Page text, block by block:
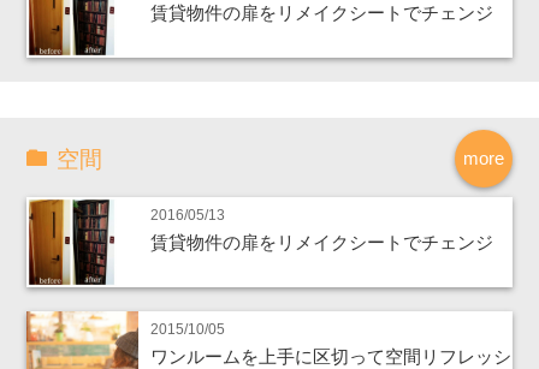
賃貸物件の扉をリメイクシートでチェンジ
more
空間
2016/05/13
賃貸物件の扉をリメイクシートでチェンジ
2015/10/05
ワンルームを上手に区切って空間リフレッシ